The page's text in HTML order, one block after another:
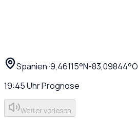
Spanien··9,46115°N-83,09844°O
19:45UhrPrognose
Wetter vorlesen